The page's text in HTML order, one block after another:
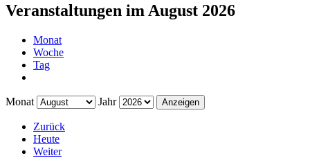
Veranstaltungen im August 2026
Monat
Woche
Tag
Monat Jahr
Zurück
Heute
Weiter